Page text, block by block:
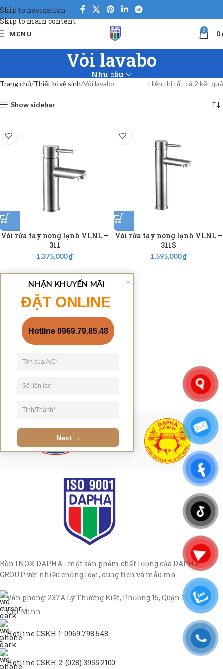
Skip to navigation
Skip to main content
MENU 0 0
Vòi lavabo
Nhu cầu
Trang chủ Thiết bị vệ sinh Vòi lavabo Hiển thị tất cả 2 kết quả
Show sidebar
Vòi rửa tay nóng lạnh VLNL –
311
1,375,000₫
Vòi rửa tay nóng lạnh VLNL –
311S
1,595,000₫
Bồn INOX DAPHA - một sản phẩm chất lượng của DAPHA
GROUP với nhiều chủng loại, dung tích và mẫu mã
Văn phòng: 237A Lý Thường Kiệt, Phường 15, Quận 11, TP Hồ
Chí Minh
Hotline CSKH 1: 0969.798.548
Hotline CSKH 2: (028) 3955 2100
Next →
NHẬN KHUYẾN MÃI
ĐẶT ONLINE
Hotline 0969.79.85.48